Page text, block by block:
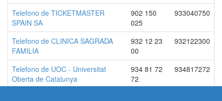
Telefono de TICKETMASTER
SPAIN SA
902 150
025
933040750
Telefono de CLINICA SAGRADA
FAMILIA
932 12 23
00
932122300
Telefono de UOC - Universitat
Oberta de Catalunya
934 81 72
72
934817272